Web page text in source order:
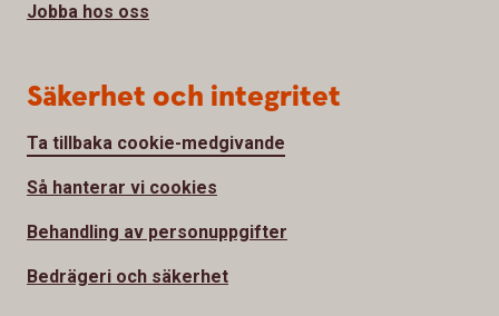
Jobba hos oss
Säkerhet och integritet
Ta tillbaka cookie-medgivande
Så hanterar vi cookies
Behandling av personuppgifter
Bedrägeri och säkerhet